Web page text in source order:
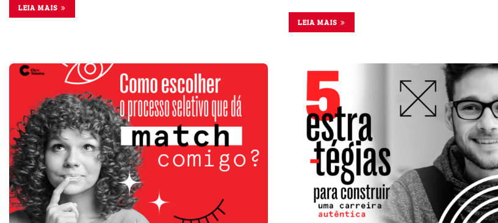
LEIA MAIS
LEIA MAIS